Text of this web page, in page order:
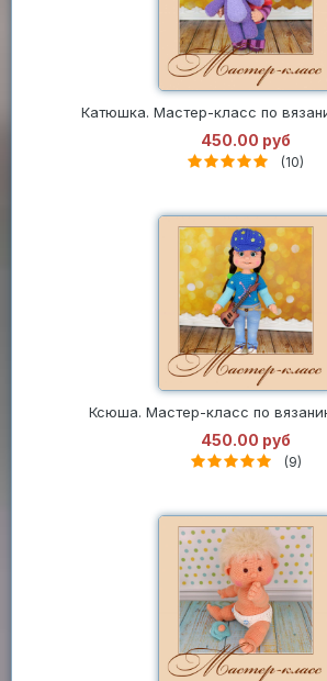
Катюшка. Мастер-класс по
450.00 руб
(10)
Ксюша. Мастер-класс по
450.00 руб
(9)